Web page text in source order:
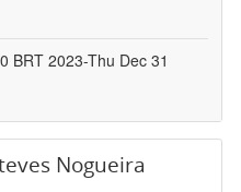
BRT 2023-Thu Dec 31
Nogueira